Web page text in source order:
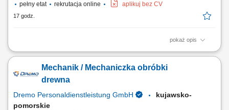
pełny etat rekrutacja online aplikuj bez CV
17 godz.
pokaż opis
Obowiązki: Cięcie elementów ram oraz płyt według wytycznych;
elementów oraz składanie konstrukcji; Naprawa i konserwacja okien,
drzwi oraz mebli; Montaż okuć do okien i drzwi oraz ich wymiana;
Mechanik / Mechaniczka obróbki
drewna
Dremo Personaldienstleistung GmbH
kujawsko-
pomorskie